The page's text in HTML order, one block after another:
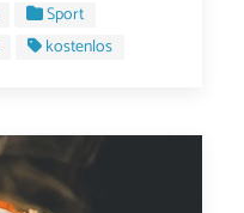
Sport
kostenlos